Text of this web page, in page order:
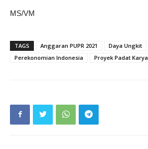
MS/VM
TAGS Anggaran PUPR 2021 Daya Ungkit
Perekonomian Indonesia
Proyek Padat Karya